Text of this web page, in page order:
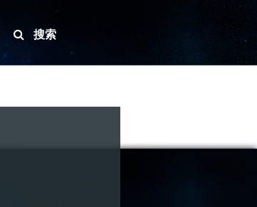
搜索